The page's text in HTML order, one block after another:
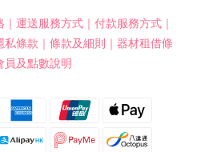
｜ 運送服務方式 ｜ 付款服務方式 ｜
私條款 ｜ 條款及細則 ｜ 器材租借條
員及點數說明